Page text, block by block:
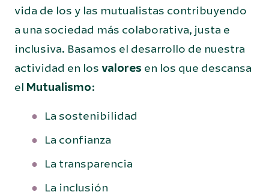
vida de los y las mutualistas contribuyendo
a una sociedad más colaborativa, justa e
inclusiva. Basamos el desarrollo de nuestra
actividad en los valores en los que descansa
el Mutualismo:
La sostenibilidad
La confianza
La transparencia
La inclusión